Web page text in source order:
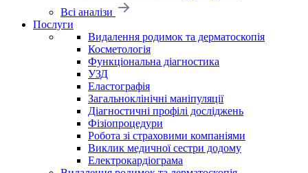
Всі аналізи
Послуги
Видалення родимок та дерматоскопія
Косметологія
Функціональна діагностика
УЗД
Еластографія
Загальноклінічні маніпуляції
Діагностичні профілі досліджень
Фізіопроцедури
Робота зі страховими компаніями
Виклик медичної сестри додому
Електрокардіограма